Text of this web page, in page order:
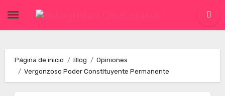
Página de inicio Blog
Opiniones
Vergonzoso Poder Constituyente Permanente